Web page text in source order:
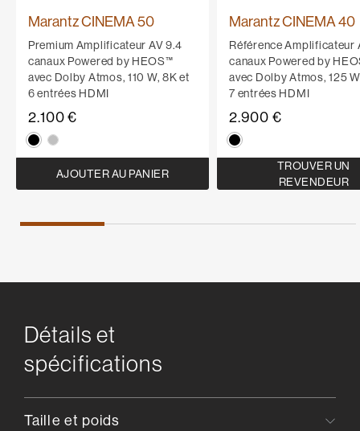
Marantz CINEMA 50
Premium Amplificateur AV 9.4
canaux Powered by HEOS™
avec Dolby Atmos, 110 W, 8K et
6 entrées HDMI
2.100 €
AJOUTER AU PANIER
Marantz CINEMA 40
Référence Amplificateur
canaux Powered by
avec Dolby Atmos, 125
7 entrées HDMI
2.900 €
TROUVER UN
REVENDEUR
Détails et
spécifications
Taille et poids